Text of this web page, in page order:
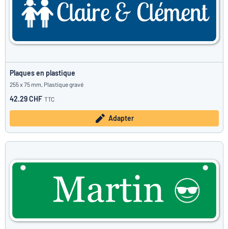
Plaques en plastique
255 x 75 mm, Plastique gravé
42.29 CHF TTC
Adapter